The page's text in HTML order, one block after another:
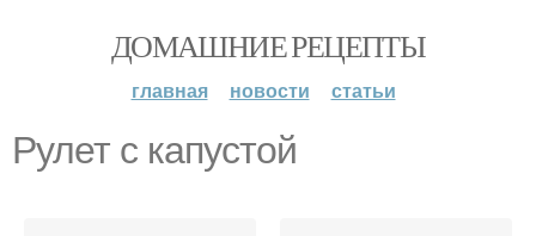
ДОМАШНИЕ РЕЦЕПТЫ
главная новости статьи
Рулет с капустой